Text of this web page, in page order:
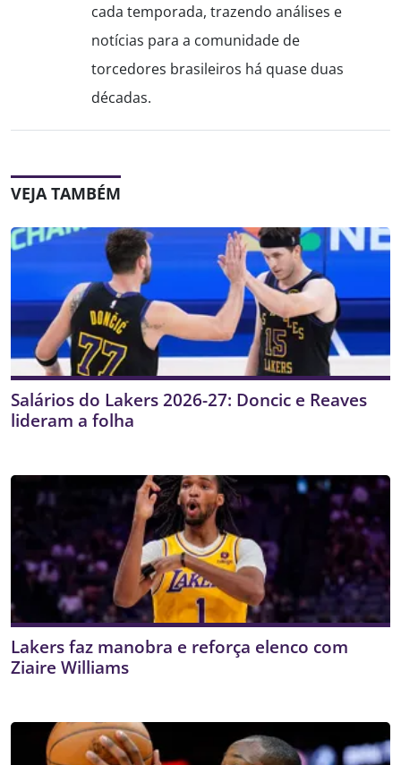
cada temporada, trazendo análises e
notícias para a comunidade de
torcedores brasileiros há quase duas
décadas.
VEJA TAMBÉM
Salários do Lakers 2026-27: Doncic e Reaves
lideram a folha
Lakers faz manobra e reforça elenco com
Ziaire Williams